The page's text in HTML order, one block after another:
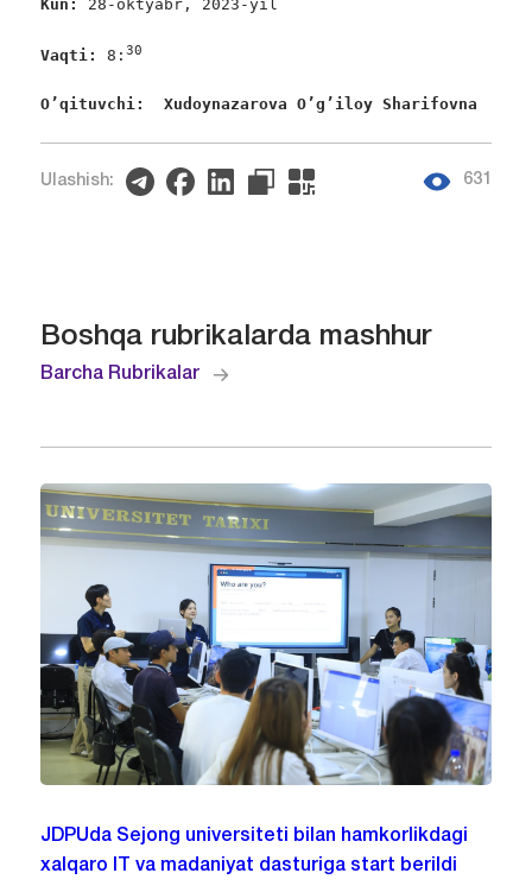
Kun: 28-oktyabr, 2023-yil
Vaqti: 8: 30
O’qituvchi:  Xudoynazarova O’g’iloy Sharifovna
Ulashish: 631
Boshqa rubrikalarda mashhur
Barcha Rubrikalar
JDPUda Sejong universiteti bilan hamkorlikdagi
xalqaro IT va madaniyat dasturiga start berildi